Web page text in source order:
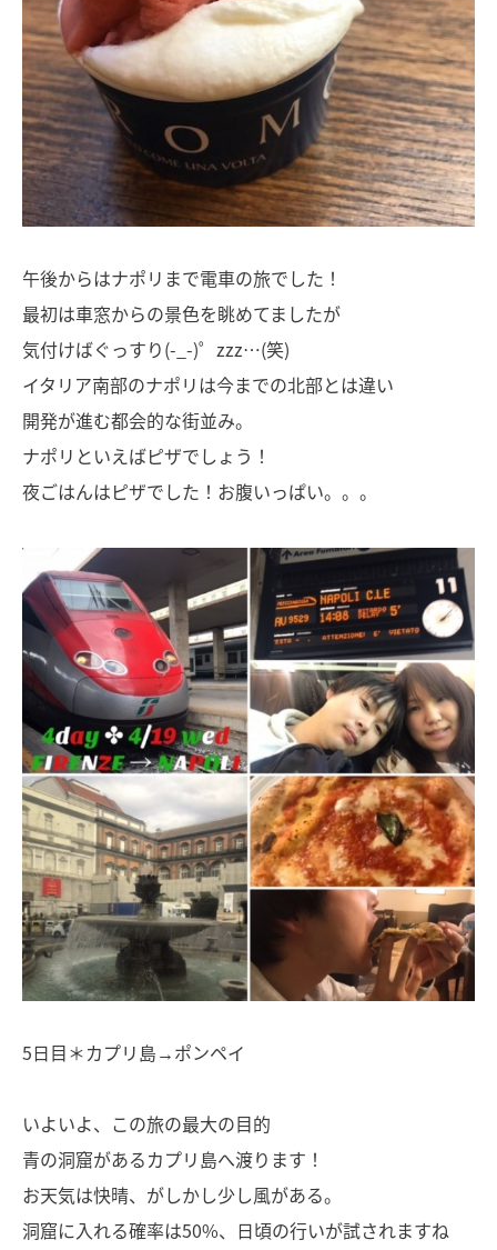
午後からはナポリまで電車の旅でした！
最初は車窓からの景色を眺めてましたが
気付けばぐっすり(-_-)゜zzz…(笑)
イタリア南部のナポリは今までの北部とは違い
開発が進む都会的な街並み。
ナポリといえばピザでしょう！
夜ごはんはピザでした！お腹いっぱい。。。
5日目＊カプリ島→ポンペイ
いよいよ、この旅の最大の目的
青の洞窟があるカプリ島へ渡ります！
お天気は快晴、がしかし少し風がある。
洞窟に入れる確率は50%、日頃の行いが試されますね